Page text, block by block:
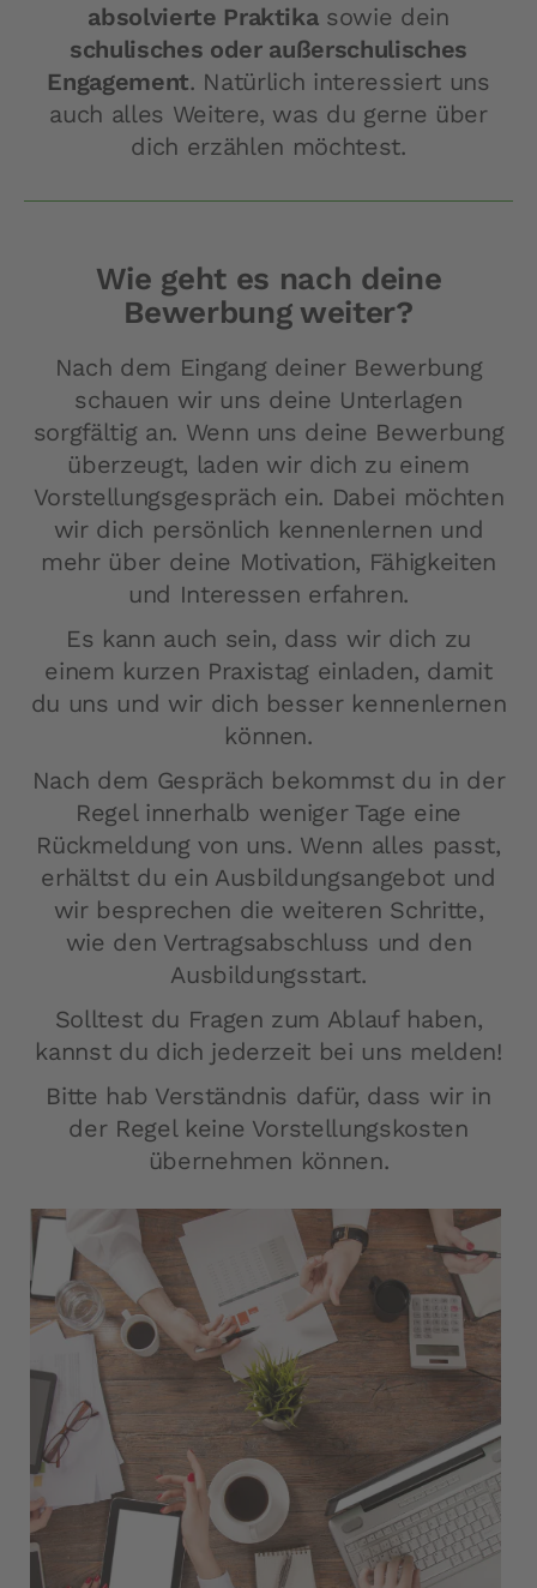
absolvierte Praktikasowie dein
schulisches oder außerschulisches
Engagement. Natürlich interessiert uns
auch alles Weitere, was du gerne über
dich erzählen möchtest.
Wie geht es nach deine
Bewerbung weiter?
Nach dem Eingang deiner Bewerbung
schauen wir uns deine Unterlagen
sorgfältig an. Wenn uns deine Bewerbung
überzeugt, laden wir dich zu einem
Vorstellungsgespräch ein. Dabei möchten
wir dich persönlich kennenlernen und
mehr über deine Motivation, Fähigkeiten
und Interessen erfahren.
Es kann auch sein, dass wir dich zu
einem kurzen Praxistag einladen, damit
du uns und wir dich besser kennenlernen
können.
Nach dem Gespräch bekommst du in der
Regel innerhalb weniger Tage eine
Rückmeldung von uns. Wenn alles passt,
erhältst du ein Ausbildungsangebot und
wir besprechen die weiteren Schritte,
wie den Vertragsabschluss und den
Ausbildungsstart.
Solltest du Fragen zum Ablauf haben,
kannst du dich jederzeit bei uns melden!
Bitte hab Verständnis dafür, dass wir in
der Regel keine Vorstellungskosten
übernehmen können.